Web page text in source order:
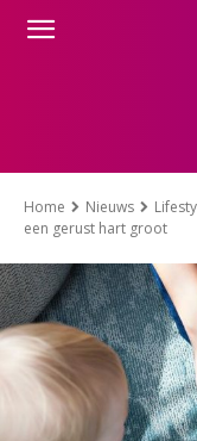
Home Nieuws
een gerust hart groot